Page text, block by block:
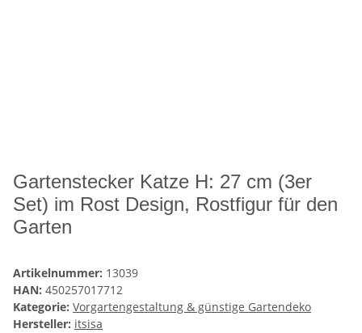
Gartenstecker Katze H: 27 cm (3er
Set) im Rost Design, Rostfigur für den
Garten
Artikelnummer: 13039
HAN: 450257017712
Kategorie: Vorgartengestaltung & günstige Gartendeko
Hersteller: itsisa